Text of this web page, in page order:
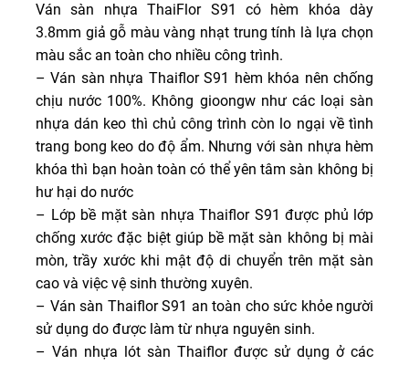
Ván sàn nhựa ThaiFlor S91 có hèm khóa dày
3.8mm giả gỗ màu vàng nhạt trung tính là lựa chọn
màu sắc an toàn cho nhiều công trình.
– Ván sàn nhựa Thaiflor S91 hèm khóa nên chống
chịu nước 100%. Không gioongw như các loại sàn
nhựa dán keo thì chủ công trình còn lo ngại về tình
trang bong keo do độ ẩm. Nhưng với sàn nhựa hèm
khóa thì bạn hoàn toàn có thể yên tâm sàn không bị
hư hại do nước
– Lớp bề mặt sàn nhựa Thaiflor S91 được phủ lớp
chống xước đặc biệt giúp bề mặt sàn không bị mài
mòn, trầy xước khi mật độ di chuyển trên mặt sàn
cao và việc vệ sinh thường xuyên.
– Ván sàn Thaiflor S91 an toàn cho sức khỏe người
sử dụng do được làm từ nhựa nguyên sinh.
– Ván nhựa lót sàn Thaiflor được sử dụng ở các